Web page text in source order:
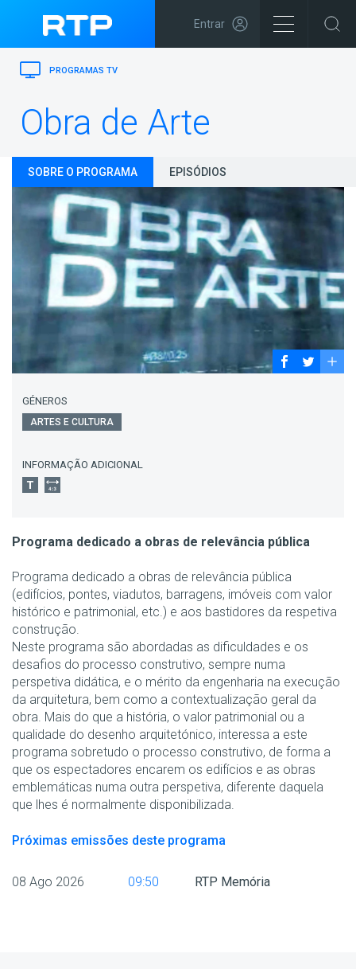
Entrar
PROGRAMAS TV
Obra de Arte
SOBRE O PROGRAMA EPISÓDIOS
GÉNEROS
ARTES E CULTURA
INFORMAÇÃO ADICIONAL
Programa dedicado a obras de relevância pública
Programa dedicado a obras de relevância pública
(edifícios, pontes, viadutos, barragens, imóveis com valor
histórico e patrimonial, etc.) e aos bastidores da respetiva
construção.
Neste programa são abordadas as dificuldades e os
desafios do processo construtivo, sempre numa
perspetiva didática, e o mérito da engenharia na execução
da arquitetura, bem como a contextualização geral da
obra. Mais do que a história, o valor patrimonial ou a
qualidade do desenho arquitetónico, interessa a este
programa sobretudo o processo construtivo, de forma a
que os espectadores encarem os edifícios e as obras
emblemáticas numa outra perspetiva, diferente daquela
que lhes é normalmente disponibilizada.
Próximas emissões deste programa
08 Ago 2026 09:50 RTP Memória